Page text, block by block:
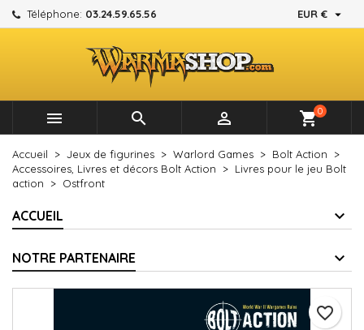
Téléphone: 03.24.59.65.56 EUR € 
   shopping_cart0
Accueil Jeux de figurines Warlord Games
Bolt Action
Accessoires, Livres et décors Bolt Action
Livres pour le jeu Bolt
action
Ostfront
ACCUEIL
NOTRE PARTENAIRE
favorite_border
Mes listes d'envies ×
Créer une nouvelle liste
Créer une liste d'envies ×
Nom de la liste d'envies
Annuler Créer une liste d'envies
Connexion ×
Vous devez être connecté pour ajouter des produits à
votre liste d'envies.